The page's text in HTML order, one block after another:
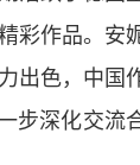
彩作品。安
出色，中国
步深化交流